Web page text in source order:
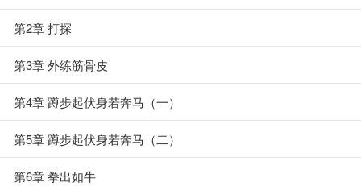
第2章 打探
第3章 外练筋骨皮
第4章 蹲步起伏身若奔马（一）
第5章 蹲步起伏身若奔马（二）
第6章 拳出如牛